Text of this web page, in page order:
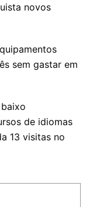
novos
sem gastar em
de idiomas
13 visitas no